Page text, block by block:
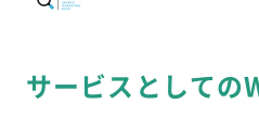
サービスとしての